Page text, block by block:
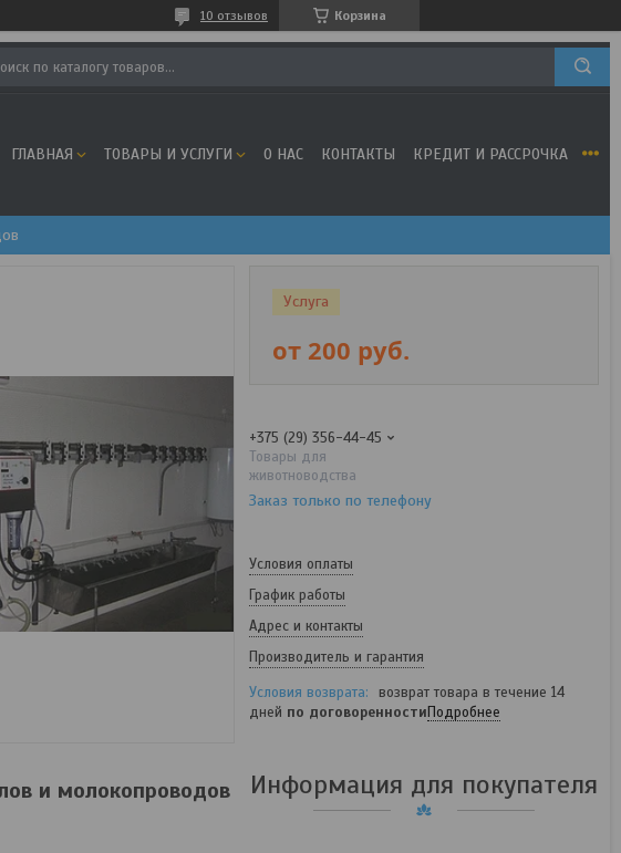
Корзина
10 отзывов
ГЛАВНАЯ ТОВАРЫ И УСЛУГИ О НАС КОНТАКТЫ КРЕДИТ И РАССРОЧКА
и молокопроводов
Услуга
от 200 руб.
+375 (29) 356-44-45
Товары для
животноводства
Заказ только по телефону
Условия оплаты
График работы
Адрес и контакты
Производитель и гарантия
возврат товара в течение 14
дней по договоренностиПодробнее
Информация для покупателя